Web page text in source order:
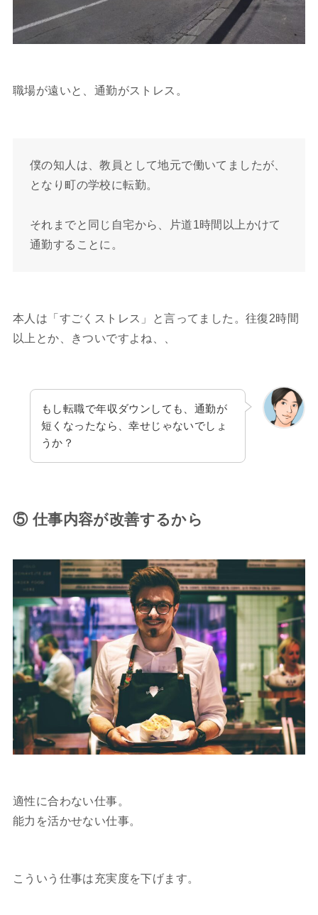
職場が遠いと、通勤がストレス。
僕の知人は、教員として地元で働いてましたが、
となり町の学校に転勤。
それまでと同じ自宅から、片道1時間以上かけて
通勤することに。
本人は「すごくストレス」と言ってました。往復2時間
以上とか、きついですよね、、
もし転職で年収ダウンしても、通勤が
短くなったなら、幸せじゃないでしょ
うか？
⑤ 仕事内容が改善するから
適性に合わない仕事。
能力を活かせない仕事。
こういう仕事は充実度を下げます。